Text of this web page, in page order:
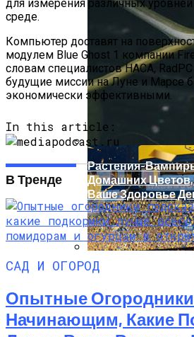
Эмилия Кларк
Принца Уильяма
Роналду Вывел
Растения-
Домашних
Ваше Здоровье
для измерения различных
среде.
Компьютер доставят на
модулем Blue Ghost 1 компании
словам специалистов НАСА,
будущие миссии на Луне и Марсе
экономически эффективными.
In this article:
В Тренде
САД И ОГОРОД
Опытные Огородники
Начинающим, Какие